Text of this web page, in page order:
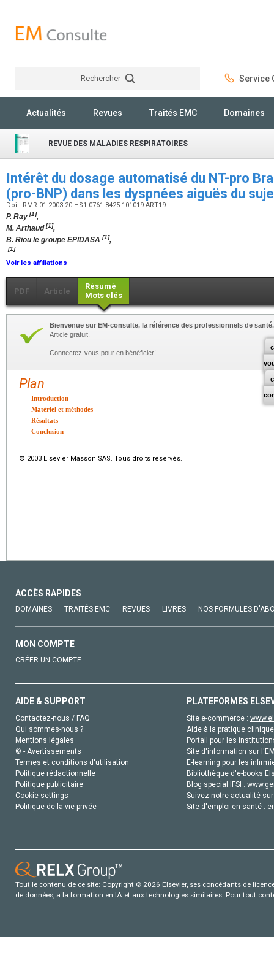
Rechercher Service
Actualités Revues Traités EMC Domaines
REVUE DES MALADIES RESPIRATOIRES
Intérêt du dosage automatisé du NT-pro
(pro-BNP) dans les dyspnées aiguës du
Doi : RMR-01-2003-20-HS1-0761-8425-101019-ART19
P. Ray [1],
M. Arthaud[1],
B. Riou le groupe EPIDASA [1],
[1]
Voir les affiliations
PDF Article
Résumé
Mots clés
Bienvenue sur EM-consulte, la référence des professionnels de santé.
Article gratuit.
Connectez-vous pour en bénéficier!
Plan
Introduction
Matériel et méthodes
Résultats
Conclusion
© 2003 Elsevier Masson SAS. Tous droits réservés.
ACCÈS RAPIDES
DOMAINES TRAITÉS EMC REVUES LIVRES NOS FORMULES
MON COMPTE
CRÉER UN COMPTE
AIDE & SUPPORT
Contactez-nous / FAQ
Qui sommes-nous ?
Mentions légales
© - Avertissements
Termes et conditions d'utilisation
Politique rédactionnelle
Politique publicitaire
Cookie settings
Politique de la vie privée
PLATEFORMES
Site e-commerce :
Aide à la pratique
Portail pour les
Site d'information sur
E-learning pour les
Bibliothèque d'e-books
Blog special IFSI :
Suivez notre actualité
Site d'emploi en santé :
Tout le contenu de ce site: Copyright © 2026 Elsevier, ses concédants de
de données, a la formation en IA et aux technologies similaires. Pour tout